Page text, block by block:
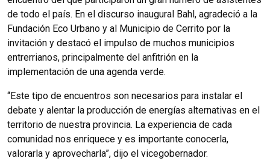
de todo el país. En el discurso inaugural Bahl, agradeció a la
Fundación Eco Urbano y al Municipio de Cerrito por la
invitación y destacó el impulso de muchos municipios
entrerrianos, principalmente del anfitrión en la
implementación de una agenda verde.
“Este tipo de encuentros son necesarios para instalar el
debate y alentar la producción de energías alternativas en el
territorio de nuestra provincia. La experiencia de cada
comunidad nos enriquece y es importante conocerla,
valorarla y aprovecharla”, dijo el vicegobernador.